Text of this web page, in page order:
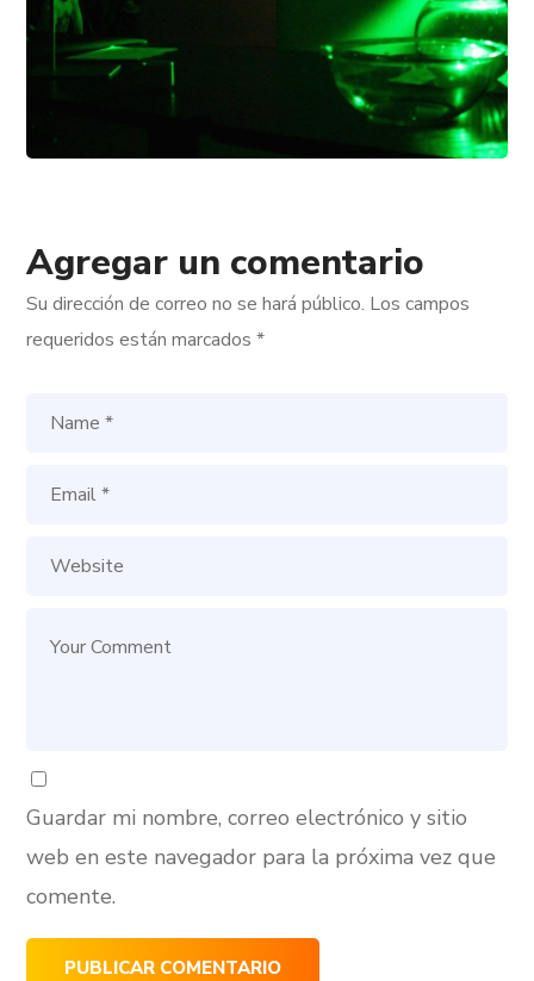
Agregar un comentario
Su dirección de correo no se hará público. Los campos
requeridos están marcados*
Guardar mi nombre, correo electrónico y sitio
web en este navegador para la próxima vez que
comente.